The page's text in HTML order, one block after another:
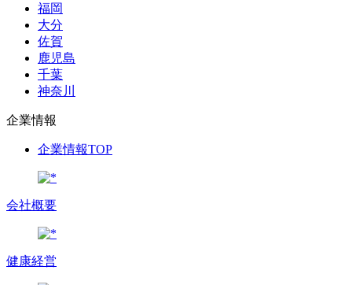
福岡
大分
佐賀
鹿児島
千葉
神奈川
企業情報
企業情報TOP
会社概要
健康経営